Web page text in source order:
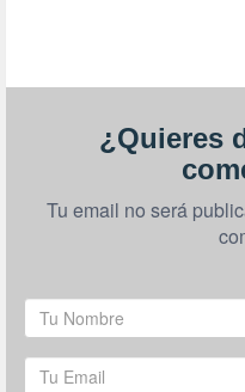
¿Quieres
Tu email no será